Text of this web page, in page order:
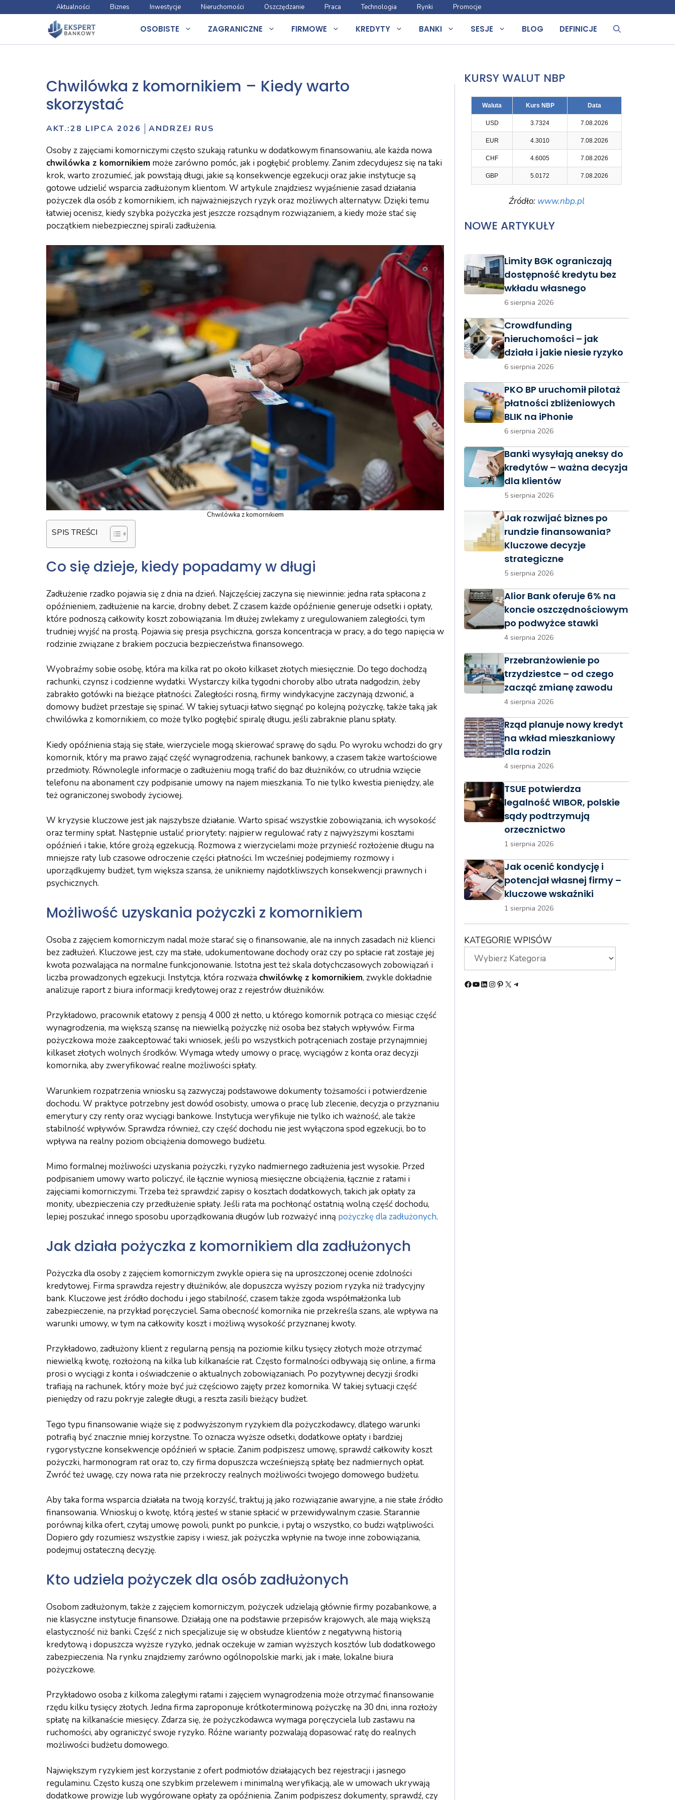
Aktualności Biznes Inwestycje Nieruchomości Oszczędzanie Praca Technologia Rynki Promocje
OSOBISTE ZAGRANICZNE FIRMOWE KREDYTY BANKI SESJE BLOG DEFINICJE
Chwilówka z komornikiem – Kiedy warto
skorzystać
AKT.:28 LIPCA 2026 ANDRZEJ RUS
Osoby z zajęciami komorniczymi często szukają ratunku w dodatkowym finansowaniu, ale każda nowa
chwilówka z komornikiem może zarówno pomóc, jak i pogłębić problemy. Zanim zdecydujesz się na taki
krok, warto zrozumieć, jak powstają długi, jakie są konsekwencje egzekucji oraz jakie instytucje są
gotowe udzielić wsparcia zadłużonym klientom. W artykule znajdziesz wyjaśnienie zasad działania
pożyczek dla osób z komornikiem, ich najważniejszych ryzyk oraz możliwych alternatyw. Dzięki temu
łatwiej ocenisz, kiedy szybka pożyczka jest jeszcze rozsądnym rozwiązaniem, a kiedy może stać się
początkiem niebezpiecznej spirali zadłużenia.
Chwilówka z komornikiem
SPIS TREŚCI
Co się dzieje, kiedy popadamy w długi
Zadłużenie rzadko pojawia się z dnia na dzień. Najczęściej zaczyna się niewinnie: jedna rata spłacona z
opóźnieniem, zadłużenie na karcie, drobny debet. Z czasem każde opóźnienie generuje odsetki i opłaty,
które podnoszą całkowity koszt zobowiązania. Im dłużej zwlekamy z uregulowaniem zaległości, tym
trudniej wyjść na prostą. Pojawia się presja psychiczna, gorsza koncentracja w pracy, a do tego napięcia w
rodzinie związane z brakiem poczucia bezpieczeństwa finansowego.
Wyobraźmy sobie osobę, która ma kilka rat po około kilkaset złotych miesięcznie. Do tego dochodzą
rachunki, czynsz i codzienne wydatki. Wystarczy kilka tygodni choroby albo utrata nadgodzin, żeby
zabrakło gotówki na bieżące płatności. Zaległości rosną, firmy windykacyjne zaczynają dzwonić, a
domowy budżet przestaje się spinać. W takiej sytuacji łatwo sięgnąć po kolejną pożyczkę, także taką jak
chwilówka z komornikiem, co może tylko pogłębić spiralę długu, jeśli zabraknie planu spłaty.
Kiedy opóźnienia stają się stałe, wierzyciele mogą skierować sprawę do sądu. Po wyroku wchodzi do gry
komornik, który ma prawo zająć część wynagrodzenia, rachunek bankowy, a czasem także wartościowe
przedmioty. Równolegle informacje o zadłużeniu mogą trafić do baz dłużników, co utrudnia wzięcie
telefonu na abonament czy podpisanie umowy na najem mieszkania. To nie tylko kwestia pieniędzy, ale
też ograniczonej swobody życiowej.
W kryzysie kluczowe jest jak najszybsze działanie. Warto spisać wszystkie zobowiązania, ich wysokość
oraz terminy spłat. Następnie ustalić priorytety: najpierw regulować raty z najwyższymi kosztami
opóźnień i takie, które grożą egzekucją. Rozmowa z wierzycielami może przynieść rozłożenie długu na
mniejsze raty lub czasowe odroczenie części płatności. Im wcześniej podejmiemy rozmowy i
uporządkujemy budżet, tym większa szansa, że unikniemy najdotkliwszych konsekwencji prawnych i
psychicznych.
Możliwość uzyskania pożyczki z komornikiem
Osoba z zajęciem komorniczym nadal może starać się o finansowanie, ale na innych zasadach niż klienci
bez zadłużeń. Kluczowe jest, czy ma stałe, udokumentowane dochody oraz czy po spłacie rat zostaje jej
kwota pozwalająca na normalne funkcjonowanie. Istotna jest też skala dotychczasowych zobowiązań i
liczba prowadzonych egzekucji. Instytcja, która rozważa chwilówkę z komornikiem, zwykle dokładnie
analizuje raport z biura informacji kredytowej oraz z rejestrów dłużników.
Przykładowo, pracownik etatowy z pensją 4 000 zł netto, u którego komornik potrąca co miesiąc część
wynagrodzenia, ma większą szansę na niewielką pożyczkę niż osoba bez stałych wpływów. Firma
pożyczkowa może zaakceptować taki wniosek, jeśli po wszystkich potrąceniach zostaje przynajmniej
kilkaset złotych wolnych środków. Wymaga wtedy umowy o pracę, wyciągów z konta oraz decyzji
komornika, aby zweryfikować realne możliwości spłaty.
Warunkiem rozpatrzenia wniosku są zazwyczaj podstawowe dokumenty tożsamości i potwierdzenie
dochodu. W praktyce potrzebny jest dowód osobisty, umowa o pracę lub zlecenie, decyzja o przyznaniu
emerytury czy renty oraz wyciągi bankowe. Instytucja weryfikuje nie tylko ich ważność, ale także
stabilność wpływów. Sprawdza również, czy część dochodu nie jest wyłączona spod egzekucji, bo to
wpływa na realny poziom obciążenia domowego budżetu.
Mimo formalnej możliwości uzyskania pożyczki, ryzyko nadmiernego zadłużenia jest wysokie. Przed
podpisaniem umowy warto policzyć, ile łącznie wyniosą miesięczne obciążenia, łącznie z ratami i
zajęciami komorniczymi. Trzeba też sprawdzić zapisy o kosztach dodatkowych, takich jak opłaty za
monity, ubezpieczenia czy przedłużenie spłaty. Jeśli rata ma pochłonąć ostatnią wolną część dochodu,
lepiej poszukać innego sposobu uporządkowania długów lub rozważyć inną pożyczkę dla zadłużonych.
Jak działa pożyczka z komornikiem dla zadłużonych
Pożyczka dla osoby z zajęciem komorniczym zwykle opiera się na uproszczonej ocenie zdolności
kredytowej. Firma sprawdza rejestry dłużników, ale dopuszcza wyższy poziom ryzyka niż tradycyjny
bank. Kluczowe jest źródło dochodu i jego stabilność, czasem także zgoda współmałżonka lub
zabezpieczenie, na przykład poręczyciel. Sama obecność komornika nie przekreśla szans, ale wpływa na
warunki umowy, w tym na całkowity koszt i możliwą wysokość przyznanej kwoty.
Przykładowo, zadłużony klient z regularną pensją na poziomie kilku tysięcy złotych może otrzymać
niewielką kwotę, rozłożoną na kilka lub kilkanaście rat. Często formalności odbywają się online, a firma
prosi o wyciągi z konta i oświadczenie o aktualnych zobowiązaniach. Po pozytywnej decyzji środki
trafiają na rachunek, który może być już częściowo zajęty przez komornika. W takiej sytuacji część
pieniędzy od razu pokryje zaległe długi, a reszta zasili bieżący budżet.
Tego typu finansowanie wiąże się z podwyższonym ryzykiem dla pożyczkodawcy, dlatego warunki
potrafią być znacznie mniej korzystne. To oznacza wyższe odsetki, dodatkowe opłaty i bardziej
rygorystyczne konsekwencje opóźnień w spłacie. Zanim podpiszesz umowę, sprawdź całkowity koszt
pożyczki, harmonogram rat oraz to, czy firma dopuszcza wcześniejszą spłatę bez nadmiernych opłat.
Zwróć też uwagę, czy nowa rata nie przekroczy realnych możliwości twojego domowego budżetu.
Aby taka forma wsparcia działała na twoją korzyść, traktuj ją jako rozwiązanie awaryjne, a nie stałe źródło
finansowania. Wnioskuj o kwotę, którą jesteś w stanie spłacić w przewidywalnym czasie. Starannie
porównaj kilka ofert, czytaj umowę powoli, punkt po punkcie, i pytaj o wszystko, co budzi wątpliwości.
Dopiero gdy rozumiesz wszystkie zapisy i wiesz, jak pożyczka wpłynie na twoje inne zobowiązania,
podejmuj ostateczną decyzję.
Kto udziela pożyczek dla osób zadłużonych
Osobom zadłużonym, także z zajęciem komorniczym, pożyczek udzielają głównie firmy pozabankowe, a
nie klasyczne instytucje finansowe. Działają one na podstawie przepisów krajowych, ale mają większą
elastyczność niż banki. Część z nich specjalizuje się w obsłudze klientów z negatywną historią
kredytową i dopuszcza wyższe ryzyko, jednak oczekuje w zamian wyższych kosztów lub dodatkowego
zabezpieczenia. Na rynku znajdziemy zarówno ogólnopolskie marki, jak i małe, lokalne biura
pożyczkowe.
Przykładowo osoba z kilkoma zaległymi ratami i zajęciem wynagrodzenia może otrzymać finansowanie
rzędu kilku tysięcy złotych. Jedna firma zaproponuje krótkoterminową pożyczkę na 30 dni, inna rozłoży
spłatę na kilkanaście miesięcy. Zdarza się, że pożyczkodawca wymaga poręczyciela lub zastawu na
ruchomości, aby ograniczyć swoje ryzyko. Różne warianty pozwalają dopasować ratę do realnych
możliwości budżetu domowego.
Największym ryzykiem jest korzystanie z ofert podmiotów działających bez rejestracji i jasnego
regulaminu. Często kuszą one szybkim przelewem i minimalną weryfikacją, ale w umowach ukrywają
dodatkowe prowizje lub wygórowane opłaty za opóźnienia. Zanim podpiszesz dokumenty, sprawdź, czy
KURSY WALUT NBP
Waluta Kurs NBP Data
USD 3.7324 7.08.2026
EUR 4.3010 7.08.2026
CHF 4.6005 7.08.2026
GBP 5.0172 7.08.2026
Źródło: www.nbp.pl
NOWE ARTYKUŁY
Limity BGK ograniczają
dostępność kredytu bez
wkładu własnego
6 sierpnia 2026
Crowdfunding
nieruchomości – jak
działa i jakie niesie ryzyko
6 sierpnia 2026
PKO BP uruchomił pilotaż
płatności zbliżeniowych
BLIK na iPhonie
6 sierpnia 2026
Banki wysyłają aneksy do
kredytów – ważna decyzja
dla klientów
5 sierpnia 2026
Jak rozwijać biznes po
rundzie finansowania?
Kluczowe decyzje
strategiczne
5 sierpnia 2026
Alior Bank oferuje 6% na
koncie oszczędnościowym
po podwyżce stawki
4 sierpnia 2026
Przebranżowienie po
trzydziestce – od czego
zacząć zmianę zawodu
4 sierpnia 2026
Rząd planuje nowy kredyt
na wkład mieszkaniowy
dla rodzin
4 sierpnia 2026
TSUE potwierdza
legalność WIBOR, polskie
sądy podtrzymują
orzecznictwo
1 sierpnia 2026
Jak ocenić kondycję i
potencjał własnej firmy –
kluczowe wskaźniki
1 sierpnia 2026
KATEGORIE WPISÓW
Facebook
YouTube
LinkedIn
Instagram
Pinterest
X Telegram